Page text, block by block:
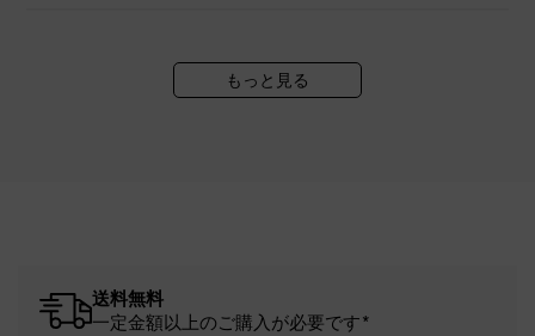
もっと見る
送料無料
一定金額以上のご購入が必要です*